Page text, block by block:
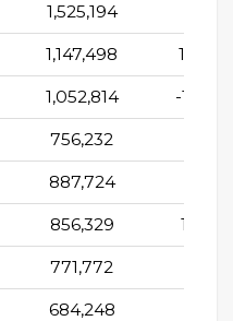
1,525,194
1,147,498
1,052,814 -
756,232
887,724
856,329
771,772
684,248